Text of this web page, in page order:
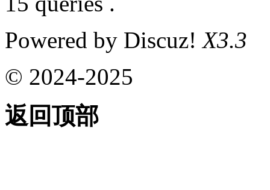
Powered by Discuz!X3.3
© 2024-2025
返回顶部